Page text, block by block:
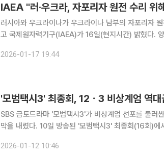
IAEA "러·우크라, 자포리자 원전 수리 위
러시아와 우크라이나가 우크라이나 남부의 자포리자
고 국제원자력기구(IAEA)가 16일(현지시간) 밝혔다.
으로 남은 예비 전선을 수리할 수 있도록 국지적 휴전에
2026-01-17 19:44
'모범택시3' 최종회, 12ㆍ3 비상계엄 역대
SBS 금토드라마 '모범택시3'가 비상계엄 선포를 둘러
막을 내렸다. 10일 방송된 '모범택시3' 최종회(16회)에서는 김도기 기사(이제훈)가 특수부대 장교
김도기는 과거 부하 유선아(전소니)의 죽음이 계엄 선포
2026-01-12 10:46